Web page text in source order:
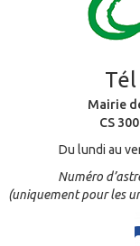
Tél
Mairie
CS
Du lundi au
Numéro
(uniquement pour les